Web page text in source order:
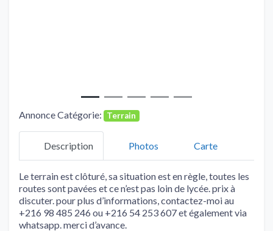
Annonce Catégorie: Terrain
Description Photos Carte
Le terrain est clôturé, sa situation est en règle, toutes les
routes sont pavées et ce n’est pas loin de lycée. prix à
discuter. pour plus d’informations, contactez-moi au
+216 98 485 246 ou +216 54 253 607 et également via
whatsapp. merci d’avance.